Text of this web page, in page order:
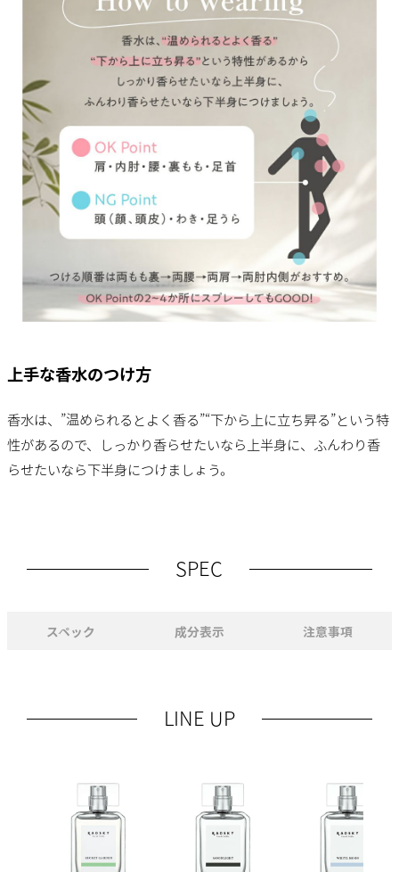
上手な香水のつけ方
香水は、”温められるとよく香る”“下から上に立ち昇る”という特
性があるので、しっかり香らせたいなら上半身に、ふんわり香
らせたいなら下半身につけましょう。
SPEC
スペック 成分表示 注意事項
LINE UP